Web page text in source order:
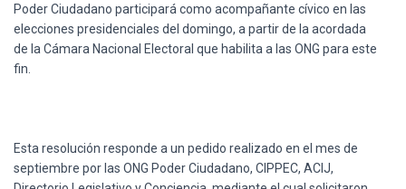
PoderCiudadano participará como acompañante cívico en las
elecciones presidenciales del domingo, a partirde la acordada
de la Cámara Nacional Electoral que habilita a las ONG para este
fin.
Esta resolución responde a un pedido realizado en el mes de
septiembre por las ONG PoderCiudadano, CIPPEC, ACIJ,